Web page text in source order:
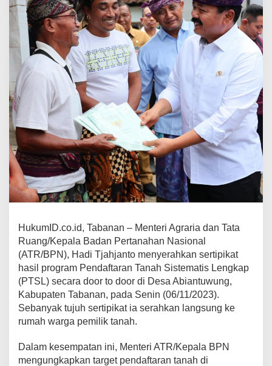
HukumID.co.id, Tabanan – Menteri Agraria dan Tata
Ruang/Kepala Badan Pertanahan Nasional
(ATR/BPN), Hadi Tjahjanto menyerahkan sertipikat
hasil program Pendaftaran Tanah Sistematis Lengkap
(PTSL) secara door to door di Desa Abiantuwung,
Kabupaten Tabanan, pada Senin (06/11/2023).
Sebanyak tujuh sertipikat ia serahkan langsung ke
rumah warga pemilik tanah.
Dalam kesempatan ini, Menteri ATR/Kepala BPN
mengungkapkan target pendaftaran tanah di